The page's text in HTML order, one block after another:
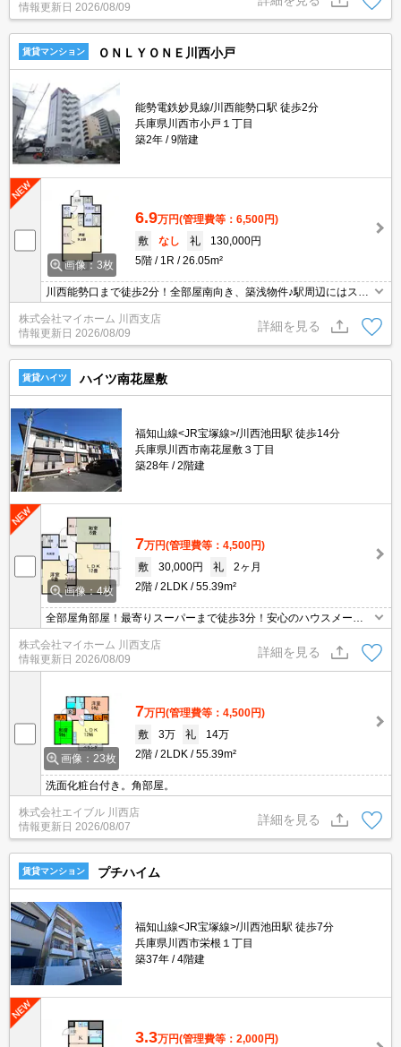
情報更新日 2026/08/09
賃貸マンション ＯＮＬＹＯＮＥ川西小戸
能勢電鉄妙見線/川西能勢口駅 徒歩2分
兵庫県川西市小戸１丁目
築2年
9階建
画像：3枚
6.9万円(管理費等：6,500円)
敷
なし 礼
130,000円
5階
1R 26.05m²
川西能勢口まで徒歩2分！全部屋南向き、築浅物件♪駅周辺にはスー
パー、飲食店などの商業施設が豊富で、お買い物には困りません！
オートロック、防犯カメラ、宅配ボックス付きでセキュリティ面で
も安心です♪2口IHシステムキッチン搭載で、自炊される方にもおす
すめです♪
株式会社マイホーム 川西支店
情報更新日 2026/08/09
詳細を見る
賃貸ハイツ ハイツ南花屋敷
福知山線<JR宝塚線>/川西池田駅 徒歩14分
兵庫県川西市南花屋敷３丁目
築28年
2階建
画像：4枚
7万円(管理費等：4,500円)
敷
30,000円 礼
2ヶ月
2階
2LDK 55.39m²
全部屋角部屋！最寄りスーパーまで徒歩3分！安心のハウスメーカ
ー施工！スーパーや、コンビニ、ドラックストアが徒歩圏内に充実
しており、生活に便利です♪リビングは12帖と広めなので、ファミ
リーさんにもおすすめです♪
株式会社マイホーム 川西支店
情報更新日 2026/08/09
詳細を見る
画像：23枚
7万円(管理費等：4,500円)
敷
3万 礼
14万
2階
2LDK 55.39m²
洗面化粧台付き。角部屋。
株式会社エイブル 川西店
情報更新日 2026/08/07
詳細を見る
賃貸マンション プチハイム
福知山線<JR宝塚線>/川西池田駅 徒歩7分
兵庫県川西市栄根１丁目
築37年
4階建
3.3万円(管理費等：2,000円)